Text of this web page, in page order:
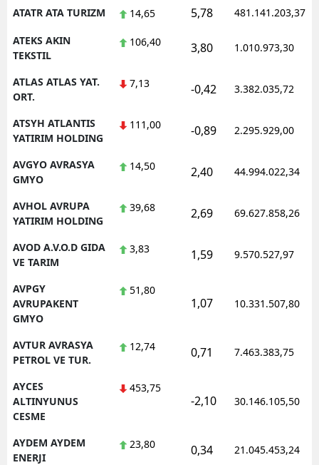
ATATR ATA TURIZM 14,65 5,78 481.141.203,37
ATEKS AKIN
TEKSTIL
106,40 3,80 1.010.973,30
ATLAS ATLAS YAT.
ORT.
7,13 -0,42 3.382.035,72
ATSYH ATLANTIS
YATIRIM HOLDING
111,00 -0,89 2.295.929,00
AVGYO AVRASYA
GMYO
14,50 2,40 44.994.022,34
AVHOL AVRUPA
YATIRIM HOLDING
39,68 2,69 69.627.858,26
AVOD A.V.O.D GIDA
VE TARIM
3,83 1,59 9.570.527,97
AVPGY
AVRUPAKENT
GMYO
51,80
1,07 10.331.507,80
AVTUR AVRASYA
PETROL VE TUR.
12,74 0,71 7.463.383,75
AYCES
ALTINYUNUS
CESME
453,75
-2,10 30.146.105,50
AYDEM AYDEM
ENERJI
23,80 0,34 21.045.453,24